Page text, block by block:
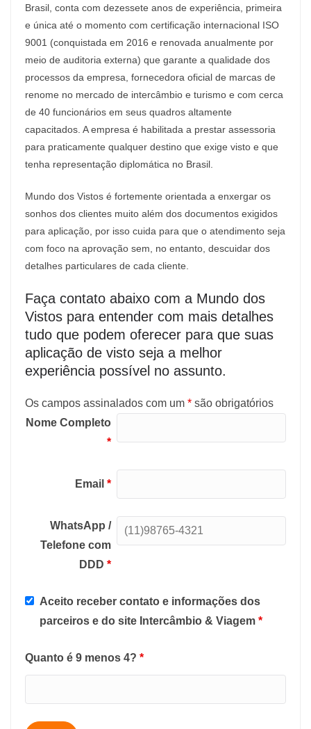
Brasil, conta com dezessete anos de experiência, primeira
e única até o momento com certificação internacional ISO
9001 (conquistada em 2016 e renovada anualmente por
meio de auditoria externa) que garante a qualidade dos
processos da empresa, fornecedora oficial de marcas de
renome no mercado de intercâmbio e turismo e com cerca
de 40 funcionários em seus quadros altamente
capacitados. A empresa é habilitada a prestar assessoria
para praticamente qualquer destino que exige visto e que
tenha representação diplomática no Brasil.
Mundo dos Vistos é fortemente orientada a enxergar os
sonhos dos clientes muito além dos documentos exigidos
para aplicação, por isso cuida para que o atendimento seja
com foco na aprovação sem, no entanto, descuidar dos
detalhes particulares de cada cliente.
Faça contato abaixo com a Mundo dos
Vistos para entender com mais detalhes
tudo que podem oferecer para que suas
aplicação de visto seja a melhor
experiência possível no assunto.
Os campos assinalados com um * são obrigatórios
Nome Completo
*
Email*
WhatsApp /
Telefone com
DDD*
Aceito receber contato e informações dos
parceiros e do site Intercâmbio & Viagem *
Quanto é 9 menos 4? *